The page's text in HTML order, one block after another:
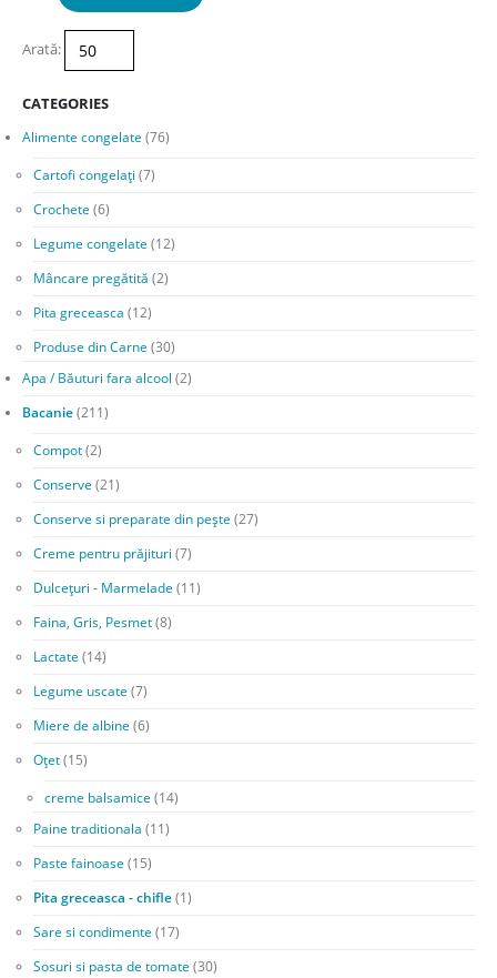
Arată:
CATEGORIES
Alimente congelate (76)
Cartofi congelați (7)
Crochete (6)
Legume congelate (12)
Mâncare pregătită (2)
Pita greceasca (12)
Produse din Carne (30)
Apa / Băuturi fara alcool (2)
Bacanie(211)
Compot(2)
Conserve (21)
Conserve si preparate din pește (27)
Creme pentru prăjituri (7)
Dulcețuri - Marmelade (11)
Faina, Gris, Pesmet(8)
Lactate (14)
Legume uscate (7)
Miere de albine (6)
Oțet(15)
creme balsamice (14)
Paine traditionala (11)
Paste fainoase (15)
Pita greceasca - chifle(1)
Sare si condimente (17)
Sosuri si pasta de tomate (30)